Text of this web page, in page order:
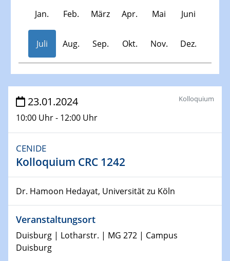
Jan. Feb. März Apr. Mai Juni
Juli Aug. Sep. Okt. Nov. Dez.
Veranstaltungen
30.11.-0001 - 06.02.2025
SFB/TRR 247 Seminar
09.01.2024
Kolloquium CRC 1242
15.01.2024
Bewerbungsvorrtag Besetzung W3-Professur
Technische Chemie – Technisch-Makromolekulare
Chemie für die Wasserforschung
23.01.2024
23.01.2024
10:00 Uhr - 12:00 Uhr
Kolloquium
CENIDE
Kolloquium CRC 1242
Dr. Hamoon Hedayat, Universität zu Köln
Veranstaltungsort
Duisburg | Lotharstr. | MG 272 | Campus
Duisburg